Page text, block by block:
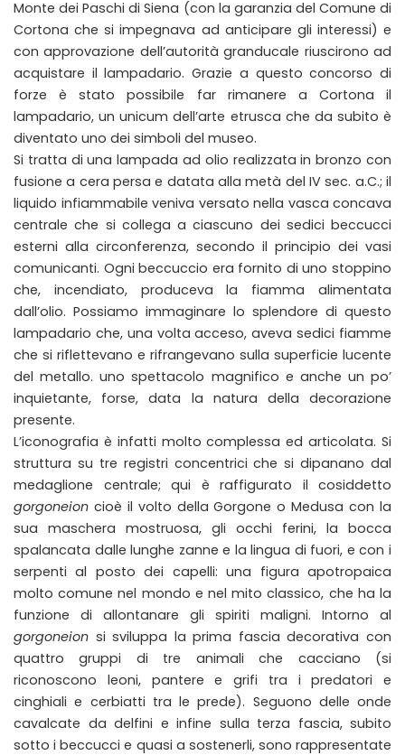
Monte dei Paschi di Siena (con la garanzia del Comune di
Cortona che si impegnava ad anticipare gli interessi) e
con approvazione dell’autorità granducale riuscirono ad
acquistare il lampadario. Grazie a questo concorso di
forze è stato possibile far rimanere a Cortona il
lampadario, un unicum dell’arte etrusca che da subito è
diventato uno dei simboli del museo.
Si tratta di una lampada ad olio realizzata in bronzo con
fusione a cera persa e datata alla metà del IV sec. a.C.; il
liquido infiammabile veniva versato nella vasca concava
centrale che si collega a ciascuno dei sedici beccucci
esterni alla circonferenza, secondo il principio dei vasi
comunicanti. Ogni beccuccio era fornito di uno stoppino
che, incendiato, produceva la fiamma alimentata
dall’olio. Possiamo immaginare lo splendore di questo
lampadario che, una volta acceso, aveva sedici fiamme
che si riflettevano e rifrangevano sulla superficie lucente
del metallo. uno spettacolo magnifico e anche un po’
inquietante, forse, data la natura della decorazione
presente.
L’iconografia è infatti molto complessa ed articolata. Si
struttura su tre registri concentrici che si dipanano dal
medaglione centrale; qui è raffigurato il cosiddetto
gorgoneion cioè il volto della Gorgone o Medusa con la
sua maschera mostruosa, gli occhi ferini, la bocca
spalancata dalle lunghe zanne e la lingua di fuori, e con i
serpenti al posto dei capelli: una figura apotropaica
molto comune nel mondo e nel mito classico, che ha la
funzione di allontanare gli spiriti maligni. Intorno al
gorgoneion si sviluppa la prima fascia decorativa con
quattro gruppi di tre animali che cacciano (si
riconoscono leoni, pantere e grifi tra i predatori e
cinghiali e cerbiatti tra le prede). Seguono delle onde
cavalcate da delfini e infine sulla terza fascia, subito
sotto i beccucci e quasi a sostenerli, sono rappresentate